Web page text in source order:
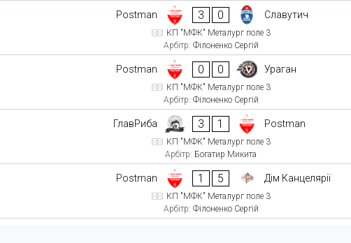
Postman 3 0 Славутич
КП "МФК" Металург поле 3
Арбітр: Філоненко Сергій
Postman 0 0 Ураган
КП "МФК" Металург поле 3
Арбітр: Філоненко Сергій
ГлавРиба 3 1 Postman
КП "МФК" Металург поле 3
Арбітр: Богатир Микита
Postman 1 5 Дім Канцелярії
КП "МФК" Металург поле 3
Арбітр: Філоненко Сергій